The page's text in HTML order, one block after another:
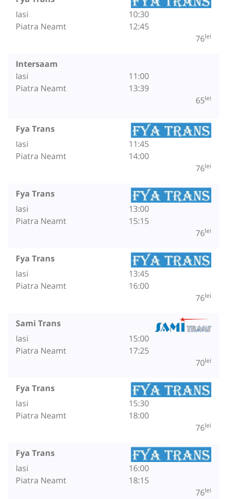
Iasi
Piatra Neamt
10:30
12:45
76lei
Intersaam
Iasi
Piatra Neamt
11:00
13:39
65lei
Fya Trans
Iasi
Piatra Neamt
11:45
14:00
76lei
Fya Trans
Iasi
Piatra Neamt
13:00
15:15
76lei
Fya Trans
Iasi
Piatra Neamt
13:45
16:00
76lei
Sami Trans
Iasi
Piatra Neamt
15:00
17:25
70lei
Fya Trans
Iasi
Piatra Neamt
15:30
18:00
76lei
Fya Trans
Iasi
Piatra Neamt
16:00
18:15
76lei